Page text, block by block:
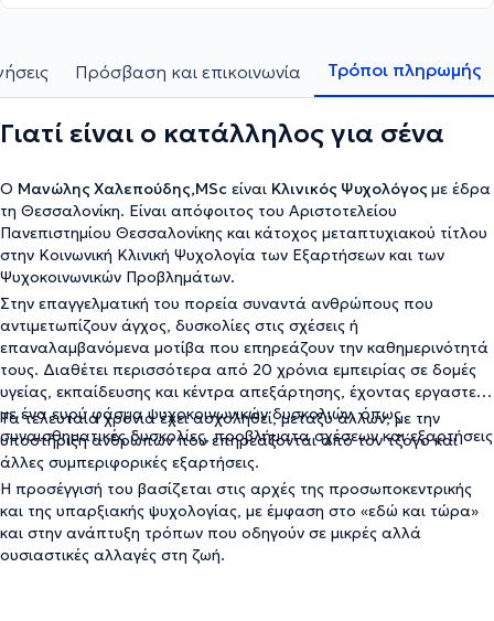
Πρόσβαση και επικοινωνία Τρόποι πληρωμής
Γιατί είναι ο κατάλληλος για σένα
Ο Μανώλης Χαλεπούδης,MSc είναι Κλινικός Ψυχολόγοςμε έδρα
τη Θεσσαλονίκη. Είναι απόφοιτος του Αριστοτελείου
Πανεπιστημίου Θεσσαλονίκης και κάτοχος μεταπτυχιακού τίτλου
στην Κοινωνική Κλινική Ψυχολογία των Εξαρτήσεων και των
Ψυχοκοινωνικών Προβλημάτων.
Στην επαγγελματική του πορεία συναντά ανθρώπους που
αντιμετωπίζουν άγχος, δυσκολίες στις σχέσεις ή
επαναλαμβανόμενα μοτίβα που επηρεάζουν την καθημερινότητά
τους. Διαθέτει περισσότερα από 20 χρόνια εμπειρίας σε δομές
υγείας, εκπαίδευσης και κέντρα απεξάρτησης, έχοντας εργαστεί
με ένα ευρύ φάσμα ψυχοκοινωνικών δυσκολιών, όπως
συναισθηματικές δυσκολίες, προβλήματα σχέσεων και εξαρτήσεις
Τα τελευταία χρόνια έχει ασχοληθεί, μεταξύ άλλων, με την
υποστήριξη ανθρώπων που επηρεάζονται από τον τζόγο και
άλλες συμπεριφορικές εξαρτήσεις.
Η προσέγγισή του βασίζεται στις αρχές της προσωποκεντρικής
και της υπαρξιακής ψυχολογίας, με έμφαση στο «εδώ και τώρα»
και στην ανάπτυξη τρόπων που οδηγούν σε μικρές αλλά
ουσιαστικές αλλαγές στη ζωή.